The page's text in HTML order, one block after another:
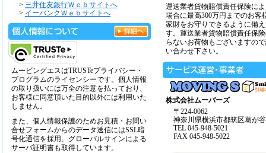
> 三井住友銀行Ｗｅｂサイトへ
> イーバンクＷｅｂサイトへ
ムービングエスはTRUSTeプライバシー・
プログラムのライセンシーです。個人情報
の取り扱いには万全の注意を払っており、
お客様に同意頂いた目的以外には利用いた
しません。
また、個人情報保護のためお見積・お問い
合せフォームからのデータ送信にはSSL暗
号化通信を採用、グローバルサインによる
サーバ証明書も取得しています。
運送業者貨物賠償責任保険に
場合に最高300万円までのお客
家財をお守りできるように備
す。運送業者貨物賠償責任保
らないお荷物もございますの
い合わせ下さい。
株式会社ムーバーズ
〒224-0062
神奈川県横浜市都筑区葛が
TEL 045-948-5021
FAX 045-948-5022